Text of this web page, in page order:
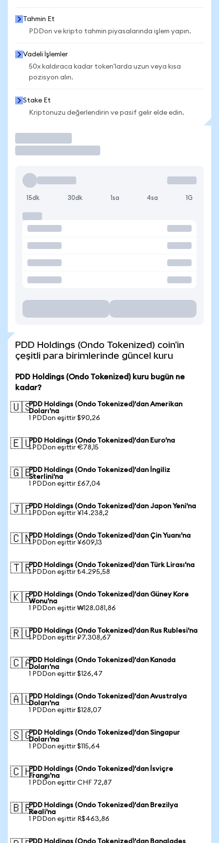
Tahmin Et
PDDon ve kripto tahmin piyasalarında işlem yapın.
Vadeli İşlemler
50x kaldıraca kadar token'larda uzun veya kısa
pozisyon alın.
Stake Et
Kriptonuzu değerlendirin ve pasif gelir elde edin.
15dk 30dk 1sa 4sa 1G
PDD Holdings (Ondo Tokenized) coin'in
çeşitli para birimlerinde güncel kuru
PDD Holdings (Ondo Tokenized) kuru bugün ne
kadar?
🇺🇸PDD Holdings (Ondo Tokenized)'dan Amerikan
Doları'na
1 PDDon eşittir $90,26
🇪🇺PDD Holdings (Ondo Tokenized)'dan Euro'na
1 PDDon eşittir €78,15
🇬🇧PDD Holdings (Ondo Tokenized)'dan İngiliz
Sterlini'na
1 PDDon eşittir £67,04
🇯🇵PDD Holdings (Ondo Tokenized)'dan Japon Yeni'na
1 PDDon eşittir ¥14.238,2
🇨🇳PDD Holdings (Ondo Tokenized)'dan Çin Yuanı'na
1 PDDon eşittir ¥609,13
🇹🇷PDD Holdings (Ondo Tokenized)'dan Türk Lirası'na
1 PDDon eşittir ₺4.295,58
🇰🇷PDD Holdings (Ondo Tokenized)'dan Güney Kore
Wonu'na
1 PDDon eşittir ₩128.081,86
🇷🇺PDD Holdings (Ondo Tokenized)'dan Rus Rublesi'na
1 PDDon eşittir ₽7.308,67
🇨🇦PDD Holdings (Ondo Tokenized)'dan Kanada
Doları'na
1 PDDon eşittir $126,47
🇦🇺PDD Holdings (Ondo Tokenized)'dan Avustralya
Doları'na
1 PDDon eşittir $128,07
🇸🇬PDD Holdings (Ondo Tokenized)'dan Singapur
Doları'na
1 PDDon eşittir $115,64
🇨🇭PDD Holdings (Ondo Tokenized)'dan İsviçre
Frangı'na
1 PDDon eşittir CHF 72,87
🇧🇷PDD Holdings (Ondo Tokenized)'dan Brezilya
Reali'na
1 PDDon eşittir R$463,86
PDD Holdings (Ondo Tokenized)'dan Bangladeş